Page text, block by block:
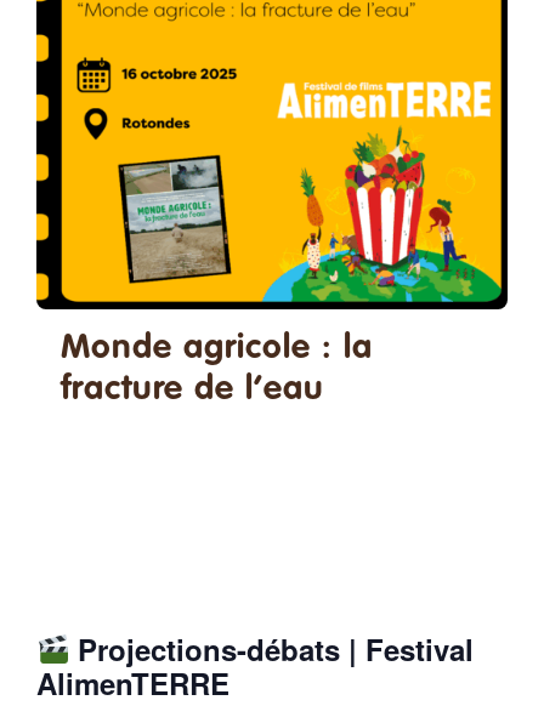
Contact
Rechercher:
Français
Monde agricole : la
fracture de l’eau
Projections-débats | Festival
AlimenTERRE